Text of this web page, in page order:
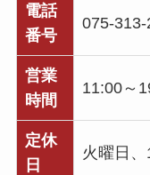
電話
番号
075-313-
営業
時間
11:00～
定休
日
火曜日